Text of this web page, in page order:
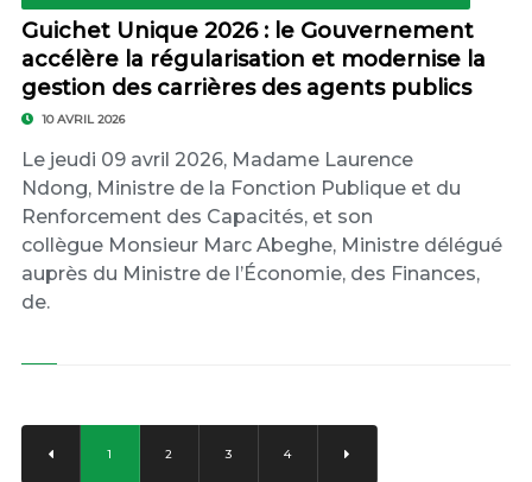
Guichet Unique 2026 : le Gouvernement
accélère la régularisation et modernise la
gestion des carrières des agents publics
10 AVRIL 2026
Le jeudi 09 avril 2026, Madame Laurence
Ndong, Ministre de la Fonction Publique et du
Renforcement des Capacités, et son
collègue Monsieur Marc Abeghe, Ministre délégué
auprès du Ministre de l’Économie, des Finances,
de.
1 2 3 4